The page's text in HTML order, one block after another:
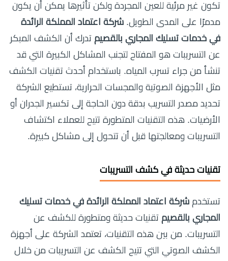
تكون غير مرئية للعين المجردة ولكن تأثيرها يمكن أن يكون
مدمرًا على المدى الطويل. شركة اعتماد المملكة الرائدة
في خدمات تسليك المجاري بالقصيم تدرك أن الكشف المبكر
عن التسريبات هو المفتاح لتجنب المشاكل الكبيرة التي قد
تنشأ من جراء تسرب المياه. باستخدام أحدث تقنيات الكشف
مثل الأجهزة الصوتية والمجسات الحرارية، تستطيع الشركة
تحديد مصدر التسريب بدقة دون الحاجة إلى تكسير الجدران أو
الأرضيات. هذه التقنيات المتطورة تتيح للعملاء اكتشاف
التسريبات ومعالجتها قبل أن تتحول إلى مشاكل كبيرة.
تقنيات حديثة في كشف التسريبات
تستخدم شركة اعتماد المملكة الرائدة في خدمات تسليك
المجاري بالقصيم تقنيات حديثة ومتطورة للكشف عن
التسريبات. من بين هذه التقنيات، تعتمد الشركة على أجهزة
الكشف الصوتي التي تتيح الكشف عن التسريبات من خلال